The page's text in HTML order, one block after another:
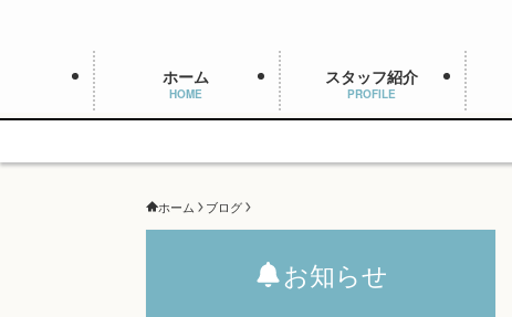
ホーム
HOME
スタッフ紹介
PROFILE
ホーム ブログ
お知らせ